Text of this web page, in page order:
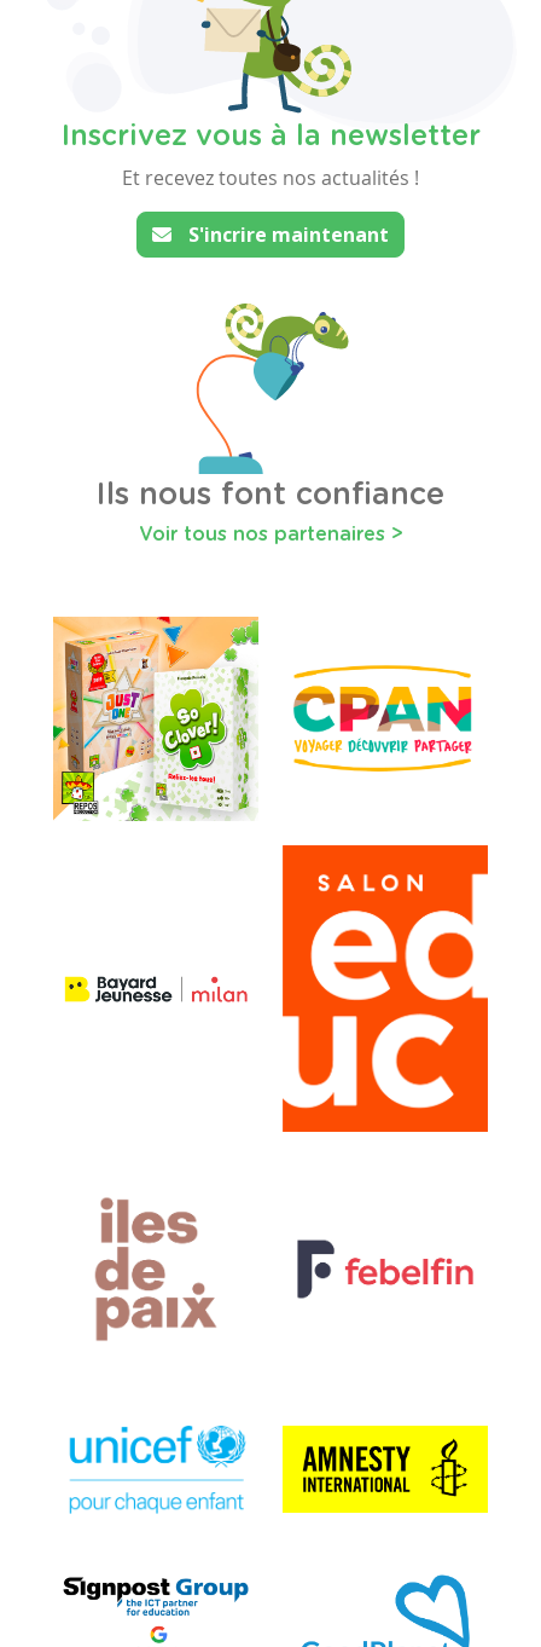
Inscrivez vous à la newsletter
Et recevez toutes nos actualités !
S'incrire maintenant
Ils nous font confiance
Voir tous nos partenaires >